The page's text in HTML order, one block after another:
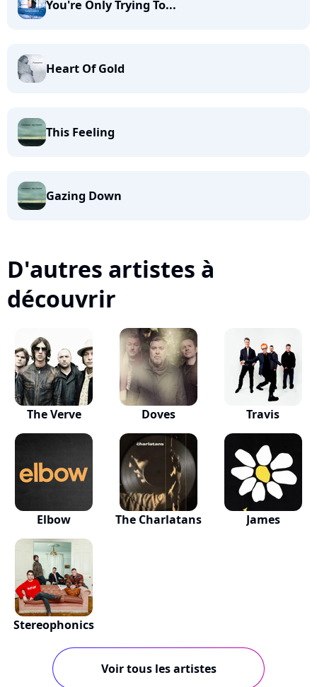
You're Only Trying To...
Heart Of Gold
This Feeling
Gazing Down
D'autres artistes à
découvrir
The Verve Doves Travis
Elbow The Charlatans James
Stereophonics
Voir tous les artistes